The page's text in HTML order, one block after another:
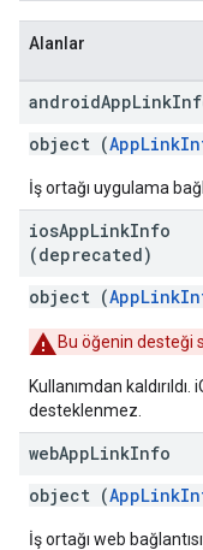
Alanlar
androidAppLink
object (
İş ortağı uygulama
iosAppLinkInfo
(deprecated)
object (
Bu öğenin desteği
Kullanımdan
desteklenmez.
webAppLinkInfo
object (
İş ortağı web